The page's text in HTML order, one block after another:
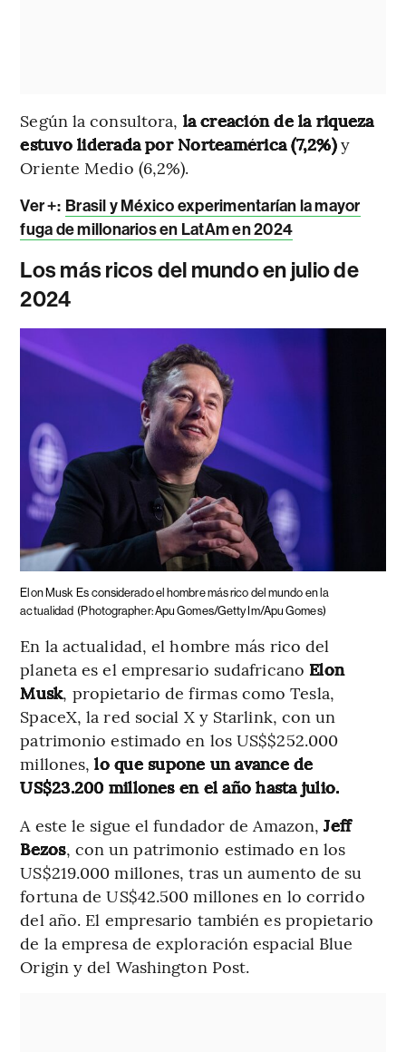
Según la consultora, la creación de la riqueza
estuvo liderada por Norteamérica (7,2%)y
Oriente Medio (6,2%).
Ver +: Brasil y México experimentarían la mayor
fuga de millonarios en LatAm en 2024
Los más ricos del mundo en julio de
2024
Elon Musk Es considerado el hombre más rico del mundo en la
actualidad (Photographer: Apu Gomes/Getty Im/Apu Gomes)
En la actualidad, el hombre más rico del
planeta es el empresario sudafricano Elon
Musk, propietario de firmas como Tesla,
SpaceX, la red social X y Starlink, con un
patrimonio estimado en los US$$252.000
millones,lo que supone un avance de
US$23.200 millones en el año hasta julio.
A este le sigue el fundador de Amazon,Jeff
Bezos, con un patrimonio estimado en los
US$219.000 millones, tras un aumento de su
fortuna de US$42.500 millones en lo corrido
del año. El empresario también es propietario
de la empresa de exploración espacial Blue
Origin y del Washington Post.